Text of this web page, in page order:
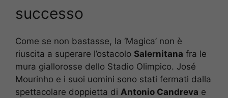
successo
Come se non bastasse, la ‘Magica’ non è
riuscita a superare l’ostacolo Salernitana fra le
mura giallorosse dello Stadio Olimpico. José
Mourinho e i suoi uomini sono stati fermati dalla
spettacolare doppietta di Antonio Candreva e